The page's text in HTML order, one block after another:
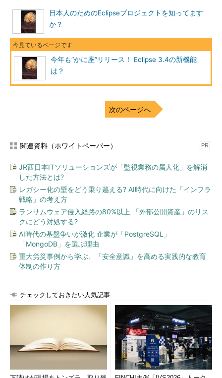
日本人のためのEclipseプロジェクトを知ってます
か？
今年も“かに座”リリース！ Eclipse 3.4の新機能
は？
次のページへ
関連資料（ホワイトペーパー） PR
JR西日本ITソリューションズが「監視業務の属人化」を解消
した方法とは?
レガシー化の壁をどう乗り越える? AI時代に向けた「インフラ
戦略」の考え方
ランサムウェア侵入経路の80%以上 「外部公開資産」のリス
クにどう対処する?
AI時代の基盤争いが激化 企業が「PostgreSQL」
「MongoDB」を選ぶ理由
重大労災事例から学ぶ、「安全意識」を高める実践的な教育
体制の作り方
チェックしておきたい人気記事